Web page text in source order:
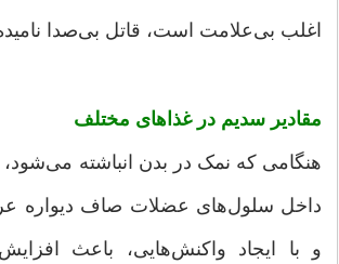
اغلب بی‌علامت است، قاتل بی‌صدا
مقادیر سدیم در غذاهای مختلف
هنگامی که نمک در بدن انباشته می‌شود،
داخل سلول‌های عضلات صاف دیواره
و با ایجاد واکنش‌هایی، باعث